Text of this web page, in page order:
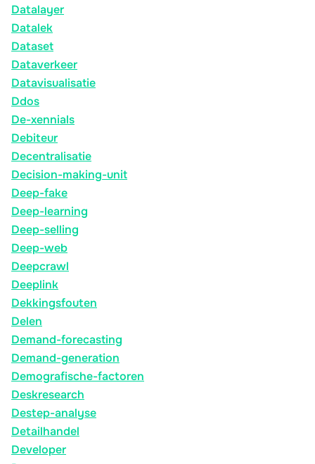
Datalayer
Datalek
Dataset
Dataverkeer
Datavisualisatie
Ddos
De-xennials
Debiteur
Decentralisatie
Decision-making-unit
Deep-fake
Deep-learning
Deep-selling
Deep-web
Deepcrawl
Deeplink
Dekkingsfouten
Delen
Demand-forecasting
Demand-generation
Demografische-factoren
Deskresearch
Destep-analyse
Detailhandel
Developer